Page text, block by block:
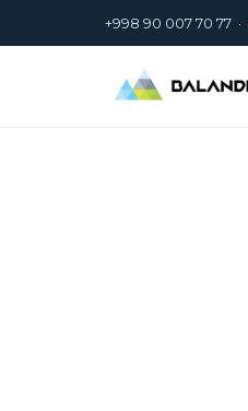
+998 90 007 70 77 ·